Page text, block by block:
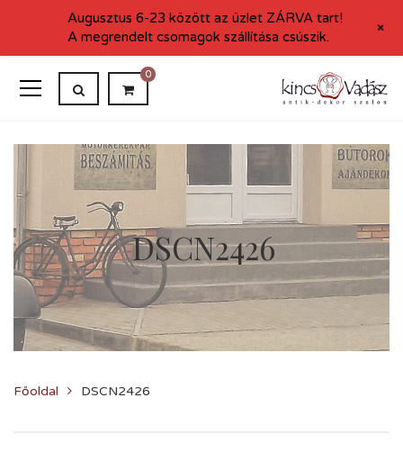
0
DSCN2426
Főoldal DSCN2426
Augusztus 6-23 között az üzlet ZÁRVA tart!
A megrendelt csomagok szállítása csúszik.
+